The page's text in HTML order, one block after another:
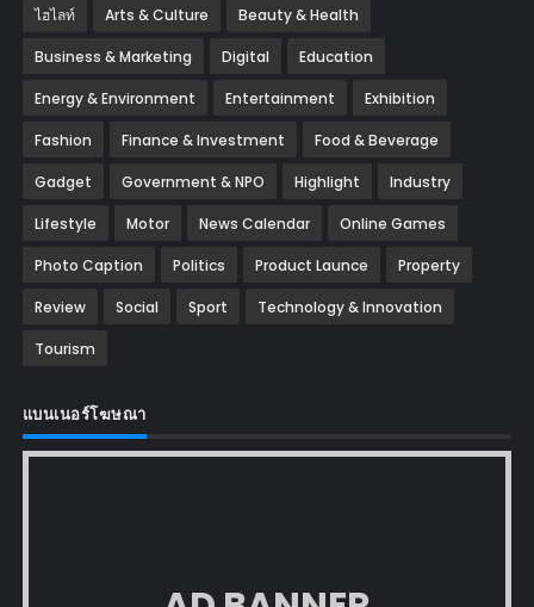
ไฮไลท์ Arts & Culture Beauty & Health
Business & Marketing Digital Education
Energy & Environment Entertainment Exhibition
Fashion Finance & Investment Food & Beverage
Gadget Government & NPO Highlight Industry
Lifestyle Motor News Calendar Online Games
Photo Caption Politics Product Launce Property
Review Social Sport Technology & Innovation
Tourism
แบนเนอร์โฆษณา